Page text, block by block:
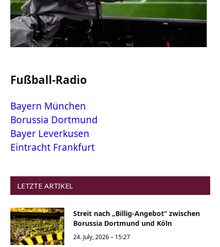
Fußball-Radio
Bayern München
Borussia Dortmund
Bayer Leverkusen
Eintracht Frankfurt
LETZTE ARTIKEL
Streit nach „Billig-Angebot“ zwischen
Borussia Dortmund und Köln
24. July, 2026 – 15:27